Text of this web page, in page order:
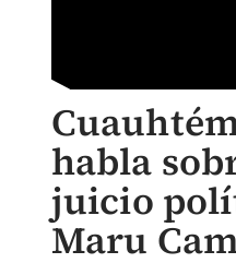
habla
juicio
Maru